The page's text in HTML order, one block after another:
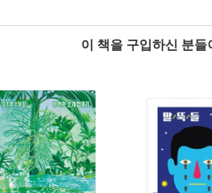
이 책을 구입하신 분